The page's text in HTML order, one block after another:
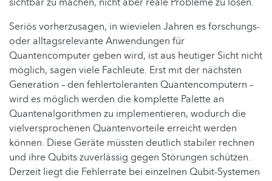
Seriös vorherzusagen, in wievielen Jahren es forschungs-
oder alltagsrelevante Anwendungen für
Quantencomputer geben wird, ist aus heutiger Sicht nicht
möglich, sagen viele Fachleute. Erst mit der nächsten
Generation – den fehlertoleranten Quantencomputern –
wird es möglich werden die komplette Palette an
Quantenalgorithmen zu implementieren, wodurch die
vielversprochenen Quantenvorteile erreicht werden
können. Diese Geräte müssten deutlich stabiler rechnen
und ihre Qubits zuverlässig gegen Störungen schützen.
Derzeit liegt die Fehlerrate bei einzelnen Qubit-Systemen